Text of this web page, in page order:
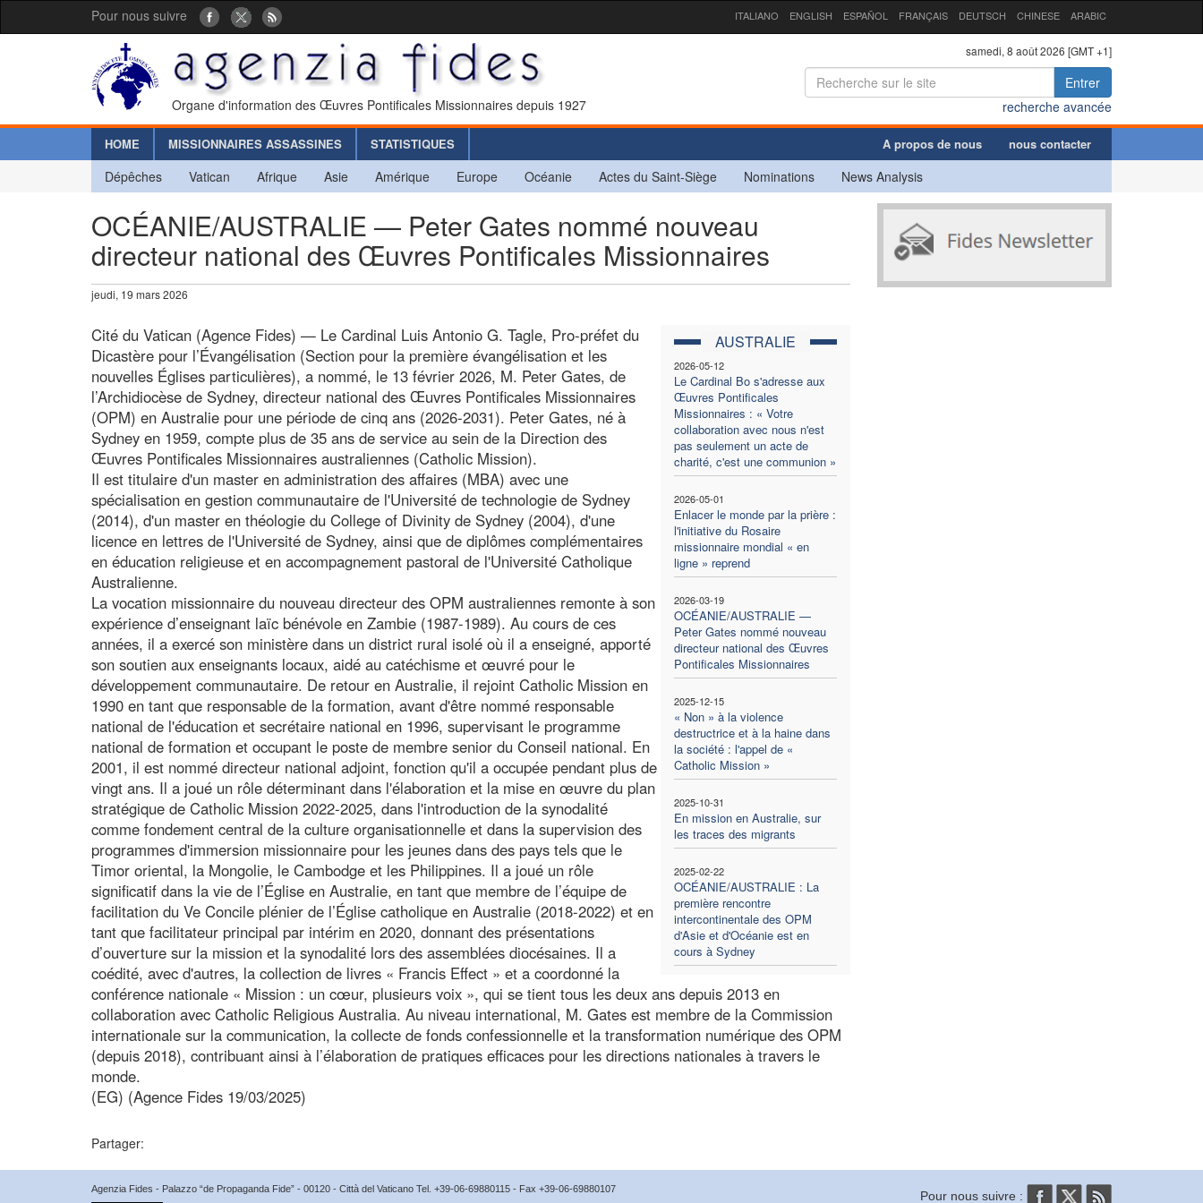
Pour nous suivre ITALIANO ENGLISH ESPAÑOL FRANÇAIS DEUTSCH CHINESE ARABIC
Organe d'information des Œuvres Pontificales Missionnaires depuis 1927
samedi, 8 août 2026 [GMT +1]
Entrer
recherche avancée
HOME MISSIONNAIRES ASSASSINES STATISTIQUES A propos de nous nous contacter
Dépêches Vatican Afrique Asie Amérique Europe Océanie Actes du Saint-Siège Nominations News Analysis
OCÉANIE/AUSTRALIE — Peter Gates nommé nouveau
directeur national des Œuvres Pontificales Missionnaires
jeudi, 19 mars 2026
AUSTRALIE
2026-05-12
Le Cardinal Bo s'adresse aux
Œuvres Pontificales
Missionnaires : « Votre
collaboration avec nous n'est
pas seulement un acte de
charité, c'est une communion »
2026-05-01
Enlacer le monde par la prière :
l'initiative du Rosaire
missionnaire mondial « en
ligne » reprend
2026-03-19
OCÉANIE/AUSTRALIE —
Peter Gates nommé nouveau
directeur national des Œuvres
Pontificales Missionnaires
2025-12-15
« Non » à la violence
destructrice et à la haine dans
la société : l'appel de «
Catholic Mission »
2025-10-31
En mission en Australie, sur
les traces des migrants
2025-02-22
OCÉANIE/AUSTRALIE : La
première rencontre
intercontinentale des OPM
d'Asie et d'Océanie est en
cours à Sydney
Cité du Vatican (Agence Fides) — Le Cardinal Luis Antonio G. Tagle, Pro-préfet du
Dicastère pour l’Évangélisation (Section pour la première évangélisation et les
nouvelles Églises particulières), a nommé, le 13 février 2026, M. Peter Gates, de
l’Archidiocèse de Sydney, directeur national des Œuvres Pontificales Missionnaires
(OPM) en Australie pour une période de cinq ans (2026-2031). Peter Gates, né à
Sydney en 1959, compte plus de 35 ans de service au sein de la Direction des
Œuvres Pontificales Missionnaires australiennes (Catholic Mission).
Il est titulaire d'un master en administration des affaires (MBA) avec une
spécialisation en gestion communautaire de l'Université de technologie de Sydney
(2014), d'un master en théologie du College of Divinity de Sydney (2004), d'une
licence en lettres de l'Université de Sydney, ainsi que de diplômes complémentaires
en éducation religieuse et en accompagnement pastoral de l'Université Catholique
Australienne.
La vocation missionnaire du nouveau directeur des OPM australiennes remonte à son
expérience d’enseignant laïc bénévole en Zambie (1987-1989). Au cours de ces
années, il a exercé son ministère dans un district rural isolé où il a enseigné, apporté
son soutien aux enseignants locaux, aidé au catéchisme et œuvré pour le
développement communautaire. De retour en Australie, il rejoint Catholic Mission en
1990 en tant que responsable de la formation, avant d'être nommé responsable
national de l'éducation et secrétaire national en 1996, supervisant le programme
national de formation et occupant le poste de membre senior du Conseil national. En
2001, il est nommé directeur national adjoint, fonction qu'il a occupée pendant plus de
vingt ans. Il a joué un rôle déterminant dans l'élaboration et la mise en œuvre du plan
stratégique de Catholic Mission 2022-2025, dans l'introduction de la synodalité
comme fondement central de la culture organisationnelle et dans la supervision des
programmes d'immersion missionnaire pour les jeunes dans des pays tels que le
Timor oriental, la Mongolie, le Cambodge et les Philippines. Il a joué un rôle
significatif dans la vie de l’Église en Australie, en tant que membre de l’équipe de
facilitation du Ve Concile plénier de l’Église catholique en Australie (2018-2022) et en
tant que facilitateur principal par intérim en 2020, donnant des présentations
d’ouverture sur la mission et la synodalité lors des assemblées diocésaines. Il a
coédité, avec d'autres, la collection de livres « Francis Effect » et a coordonné la
conférence nationale « Mission : un cœur, plusieurs voix », qui se tient tous les deux ans depuis 2013 en
collaboration avec Catholic Religious Australia. Au niveau international, M. Gates est membre de la Commission
internationale sur la communication, la collecte de fonds confessionnelle et la transformation numérique des OPM
(depuis 2018), contribuant ainsi à l’élaboration de pratiques efficaces pour les directions nationales à travers le
monde.
(EG) (Agence Fides 19/03/2025)
Partager:
Agenzia Fides - Palazzo “de Propaganda Fide” - 00120 - Città del Vaticano Tel. +39-06-69880115 - Fax +39-06-69880107
Pour nous suivre :